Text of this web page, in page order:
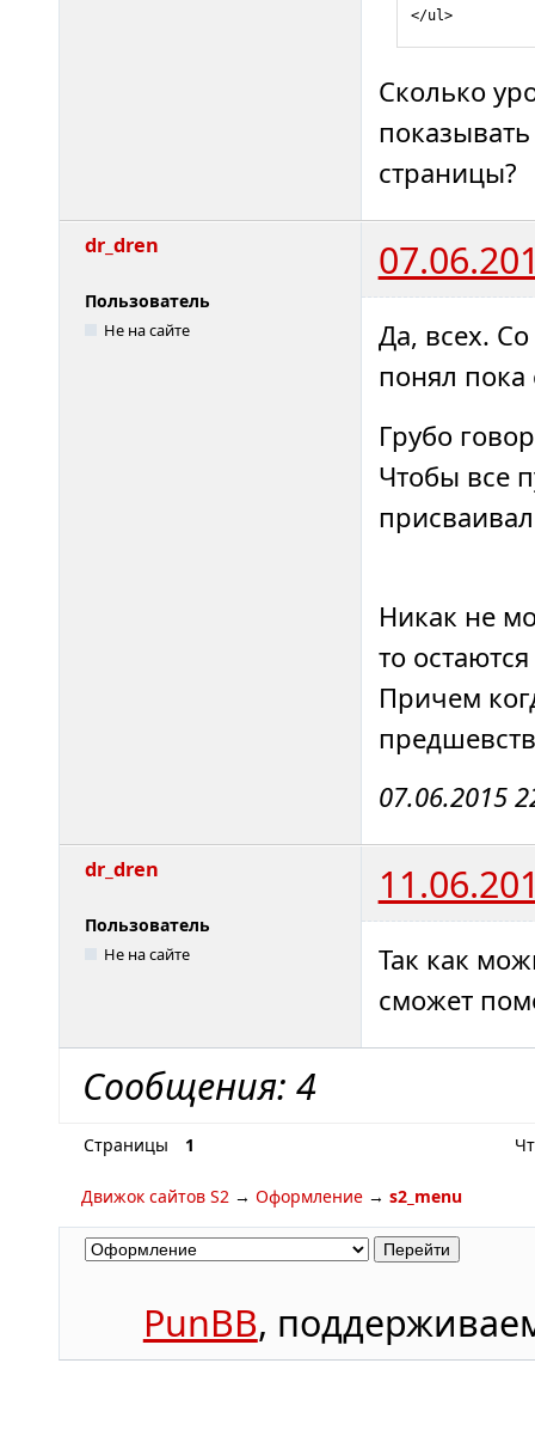
</ul>
Сколько
страницы?
dr_dren
Пользователь
Не на сайте
Да, всех.
понял пока
Грубо
Чтобы все
Никак не
то
Причем
07.06.2015
dr_dren
Пользователь
Не на сайте
Так как
сможет
Сообщения: 4
Страницы 1
Движок сайтов S2 →Оформление →s2_menu
PunBB,